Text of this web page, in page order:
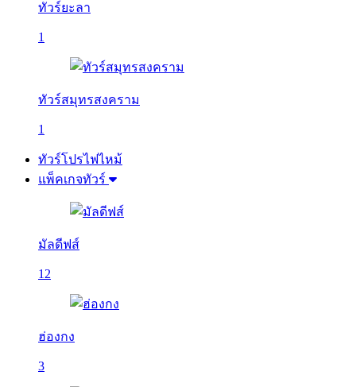
ทัวร์ยะลา
1
ทัวร์สมุทรสงคราม
1
ทัวร์โปรไฟไหม้
แพ็คเกจทัวร์
มัลดีฟส์
12
ฮ่องกง
3